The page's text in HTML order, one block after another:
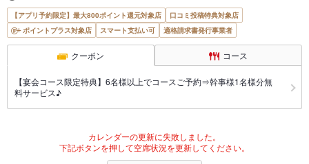
【アプリ予約限定】最大800ポイント還元対象店
口コミ投稿特典対象店
ポイントプラス対象店
スマート支払い可 適格請求書発行事業者
クーポン コース
【宴会コース限定特典】6名様以上でコースご予約⇒幹事様1名様分無
料サービス♪
カレンダーの更新に失敗しました。
下記ボタンを押して空席状況を更新してください。